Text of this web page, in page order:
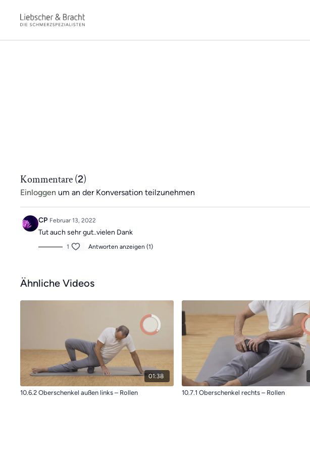
Kommentare (2)
Einloggen um an der Konversation teilzunehmen
CP Februar 13, 2022
Tut auch sehr gut..vielen Dank
1 Antworten anzeigen (1)
Ähnliche Videos
01:38
10.6.2 Oberschenkel außen links – Rollen 10.7.1 Oberschenkel rechts – Rollen